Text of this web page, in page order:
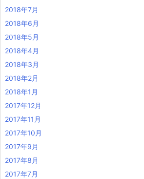
2018年7月
2018年6月
2018年5月
2018年4月
2018年3月
2018年2月
2018年1月
2017年12月
2017年11月
2017年10月
2017年9月
2017年8月
2017年7月